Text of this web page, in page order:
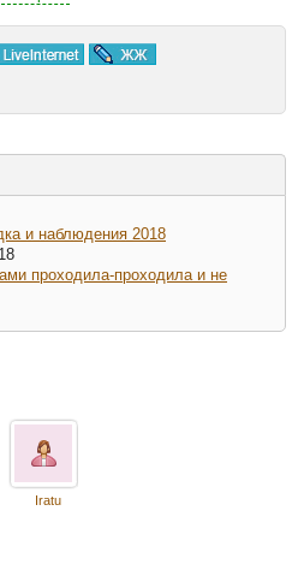
и наблюдения 2018
проходила-проходила и не
Iratu